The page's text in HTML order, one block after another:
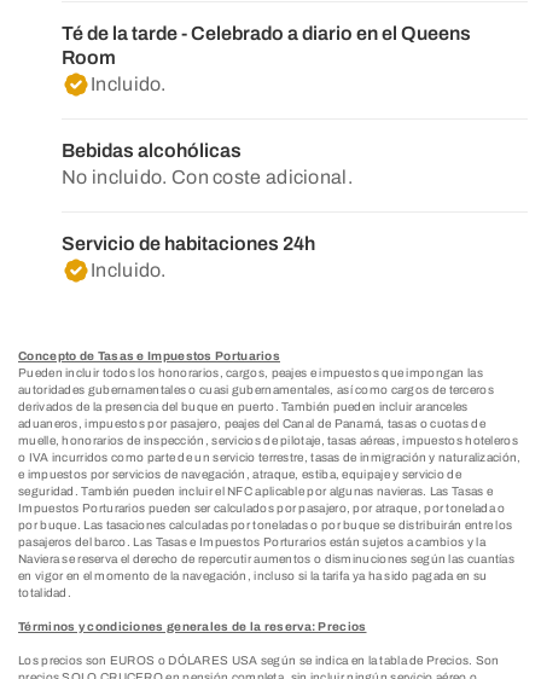
Té de la tarde - Celebrado a diario en el Queens
Room
Incluido.
Bebidas alcohólicas
No incluido. Con coste adicional.
Servicio de habitaciones 24h
Incluido.
Concepto de Tasas e Impuestos Portuarios
Pueden incluir todos los honorarios, cargos, peajes e impuestos que impongan las
autoridades gubernamentales o cuasi gubernamentales, así como cargos de terceros
derivados de la presencia del buque en puerto. También pueden incluir aranceles
aduaneros, impuestos por pasajero, peajes del Canal de Panamá, tasas o cuotas de
muelle, honorarios de inspección, servicios de pilotaje, tasas aéreas, impuestos hoteleros
o IVA incurridos como parte de un servicio terrestre, tasas de inmigración y naturalización,
e impuestos por servicios de navegación, atraque, estiba, equipaje y servicio de
seguridad. También pueden incluir el NFC aplicable por algunas navieras. Las Tasas e
Impuestos Porturarios pueden ser calculados por pasajero, por atraque, por tonelada o
por buque. Las tasaciones calculadas por toneladas o por buque se distribuirán entre los
pasajeros del barco. Las Tasas e Impuestos Porturarios están sujetos a cambios y la
Naviera se reserva el derecho de repercutir aumentos o disminuciones según las cuantías
en vigor en el momento de la navegación, incluso si la tarifa ya ha sido pagada en su
totalidad.
Términos y condiciones generales de la reserva: Precios
Los precios son EUROS o DÓLARES USA según se indica en la tabla de Precios. Son